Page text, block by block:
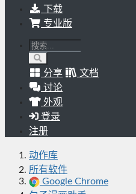
下载
专业版
分享
文档
讨论
外观
登录
注册
动作库
所有软件
Google Chrome